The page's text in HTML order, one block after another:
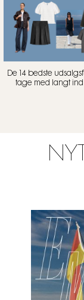
De 14 bedste
tage med langt ind